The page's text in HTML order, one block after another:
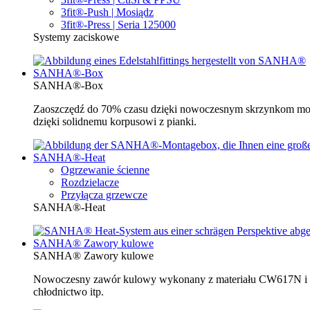
3fit®-Push | Mosiądz
3fit®-Press | Seria 125000
Systemy zaciskowe
SANHA®-Box
SANHA®-Box
Zaoszczędź do 70% czasu dzięki nowoczesnym skrzynkom
dzięki solidnemu korpusowi z pianki.
SANHA®-Heat
Ogrzewanie ścienne
Rozdzielacze
Przyłącza grzewcze
SANHA®-Heat
SANHA® Zawory kulowe
SANHA® Zawory kulowe
Nowoczesny zawór kulowy wykonany z materiału CW617N
chłodnictwo itp.